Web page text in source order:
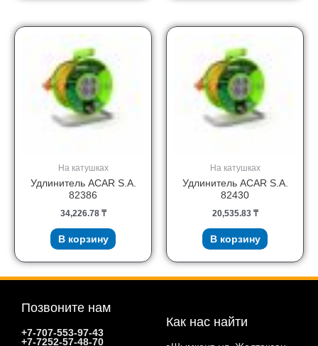
На катушках
Удлинитель ACAR S.A.
82386
34,226.78 ₸
В корзину
На катушках
Удлинитель ACAR S.A.
82430
20,535.83 ₸
В корзину
Позвоните нам
+7-707-553-97-43
+7-7252-57-48-70
Как нас найти